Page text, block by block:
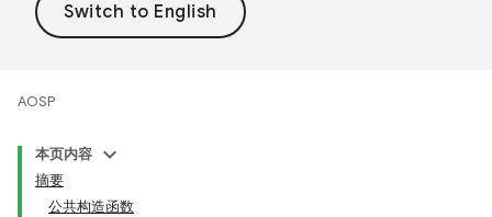
AOSP
本页内容
摘要
公共构造函数